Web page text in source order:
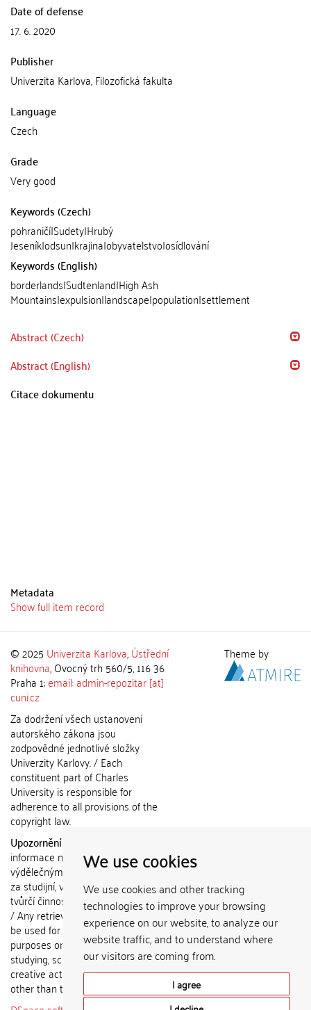
We use cookies
We use cookies and other tracking
technologies to improve your browsing
experience on our website, to analyze our
website traffic, and to understand where
our visitors are coming from.
I agree
Date of defense
17. 6. 2020
Publisher
Univerzita Karlova, Filozofická fakulta
Language
Czech
Grade
Very good
Keywords (Czech)
pohraničí|Sudety|Hrubý
Jeseník|odsun|krajina|obyvatelstvo|osídlování
Keywords (English)
borderlands|Sudtenland|High Ash
Mountains|expulsion|landscape|population|settlement
Abstract (Czech)
Abstract (English)
Citace dokumentu
Metadata
Show full item record
© 2025 Univerzita Karlova,Ústřední
knihovna, Ovocný trh 560/5, 116 36
Praha 1;email: admin-repozitar [at]
cuni.cz
Za dodržení všech ustanovení
autorského zákona jsou
zodpovědné jednotlivé složky
Univerzity Karlovy. / Each
constituent part of Charles
University is responsible for
adherence to all provisions of the
copyright law.
Upozornění / Notice:
informace nemohou být použity k
výdělečným účelům nebo vydávány
za studijní, vědeckou nebo jinou
tvůrčí činnost jiné osoby než autora.
/ Any retrieved information shall not
be used for any commercial
purposes or claimed as results of
studying, scientific or any other
creative activities of any person
other than the author.
Theme by